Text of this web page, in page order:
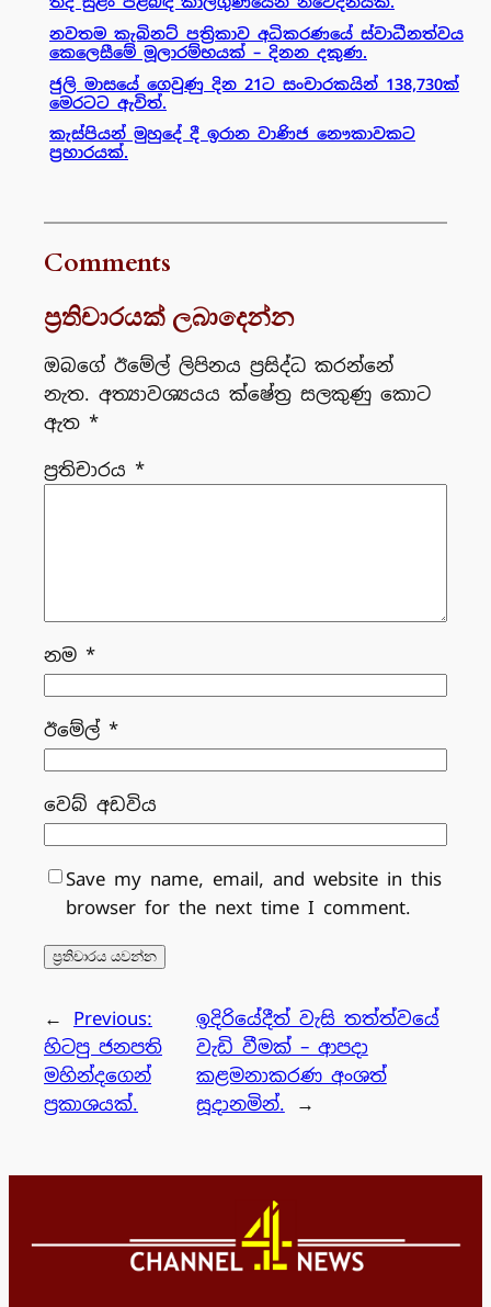
නවතම කැබිනට් පත්‍රිකාව අධිකරණයේ ස්වාධීනත්වය
කෙලෙසීමේ මූලාරම්භයක් – දිනන දකුණ.
ජුලි මාසයේ ගෙවුණු දින 21ට සංචාරකයින් 138,730ක්
මෙරටට ඇවිත්.
කැස්පියන් මුහුදේ දී ඉරාන වාණිජ නෞකාවකට
ප්‍රහාරයක්.
Comments
ප්‍රතිචාරයක් ලබාදෙන්න
ඔබගේ ඊමේල් ලිපිනය ප්‍රසිද්ධ කරන්නේ
නැත. අත්‍යාවශ්‍යයය ක්ෂේත්‍ර සලකුණු කොට
ඇත *
ප්‍රතිචාරය *
නම *
ඊමේල් *
වෙබ් අඩවිය
Save my name, email, and website in this
browser for the next time I comment.
←
Previous:
හිටපු ජනපති
මහින්දගෙන්
ප්‍රකාශයක්.
ඉදිරියේදීත් වැසි තත්ත්වයේ
වැඩි වීමක් – ආපදා
කළමනාකරණ අංශත්
සූදානමින්.
→